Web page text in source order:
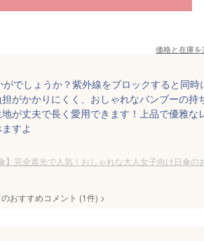
価格と在庫を
でしょうか？紫外線をブロックすると同時
がかかりにくく、おしゃれなバンブーの持
が丈夫で長く愛用できます！上品で優雅な
すよ
】完全遮光で人気！おしゃれな大人女子向け日傘の
おすすめコメント (1件) >